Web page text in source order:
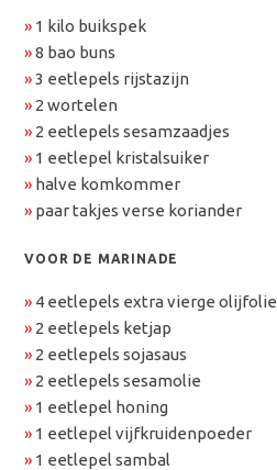
» 1 kilo buikspek
»8 bao buns
»3 eetlepels rijstazijn
» 2 wortelen
» 2 eetlepels sesamzaadjes
» 1 eetlepel kristalsuiker
» halve komkommer
» paar takjes verse koriander
VOOR DE MARINADE
» 4 eetlepels extra vierge olijfolie
» 2 eetlepels ketjap
» 2 eetlepels sojasaus
» 2 eetlepels sesamolie
» 1 eetlepel honing
» 1 eetlepel vijfkruidenpoeder
» 1 eetlepel sambal